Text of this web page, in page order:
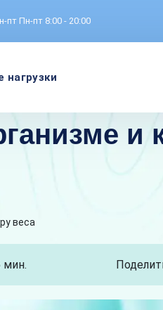
пт Пн-пт 8:00 - 20:00
нагрузки
и
веса
мин.